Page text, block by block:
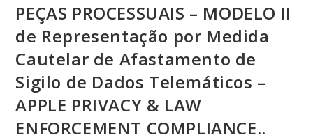
PEÇAS PROCESSUAIS – MODELO II
de Representação por Medida
Cautelar de Afastamento de
Sigilo de Dados Telemáticos –
APPLE PRIVACY & LAW
ENFORCEMENT COMPLIANCE..